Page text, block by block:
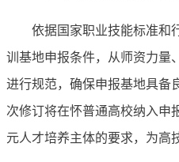
依据国家职业技能标准和
训基地申报条件，从师资力量
进行规范，确保申报基地具备
次修订将在怀普通高校纳入申
元人才培养主体的要求，为高